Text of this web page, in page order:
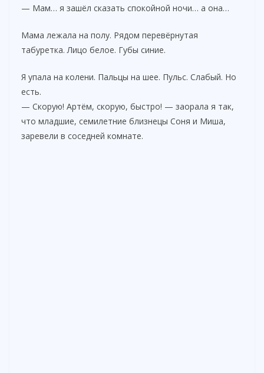
— Мам… я зашёл сказать спокойной ночи… а она…
Мама лежала на полу. Рядом перевёрнутая
табуретка. Лицо белое. Губы синие.
Я упала на колени. Пальцы на шее. Пульс. Слабый. Но
есть.
— Скорую! Артём, скорую, быстро! — заорала я так,
что младшие, семилетние близнецы Соня и Миша,
заревели в соседней комнате.